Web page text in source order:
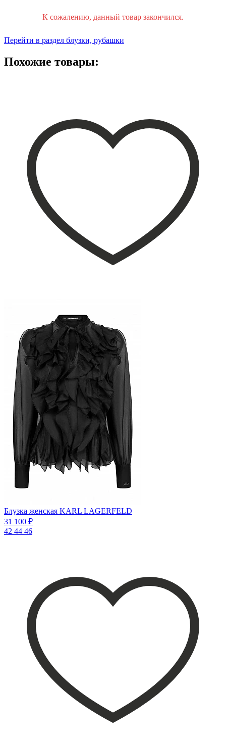
К сожалению, данный товар закончился.
Перейти в раздел блузки, рубашки
Похожие товары:
Блузка женская KARL LAGERFELD
31 100 ₽
42 44 46